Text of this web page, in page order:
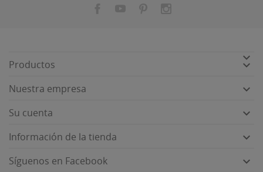

Productos 
Nuestra empresa 
Su cuenta 
Información de la tienda 
Síguenos en Facebook 